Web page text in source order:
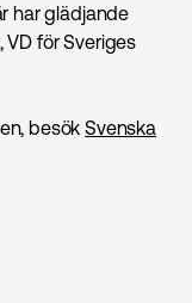
har glädjande
VD för Sveriges
besökSvenska